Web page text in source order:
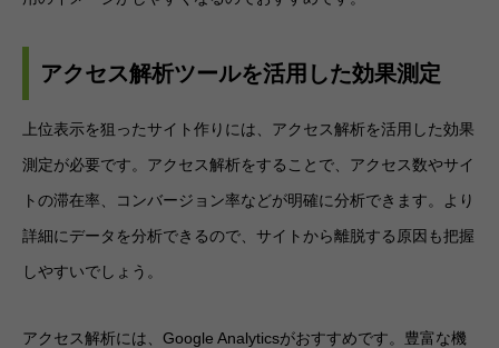
アクセス解析ツールを活用した効果測定
上位表示を狙ったサイト作りには、アクセス解析を活用した効果
測定が必要です。アクセス解析をすることで、アクセス数やサイ
トの滞在率、コンバージョン率などが明確に分析できます。より
詳細にデータを分析できるので、サイトから離脱する原因も把握
しやすいでしょう。
アクセス解析には、Google Analyticsがおすすめです。豊富な機